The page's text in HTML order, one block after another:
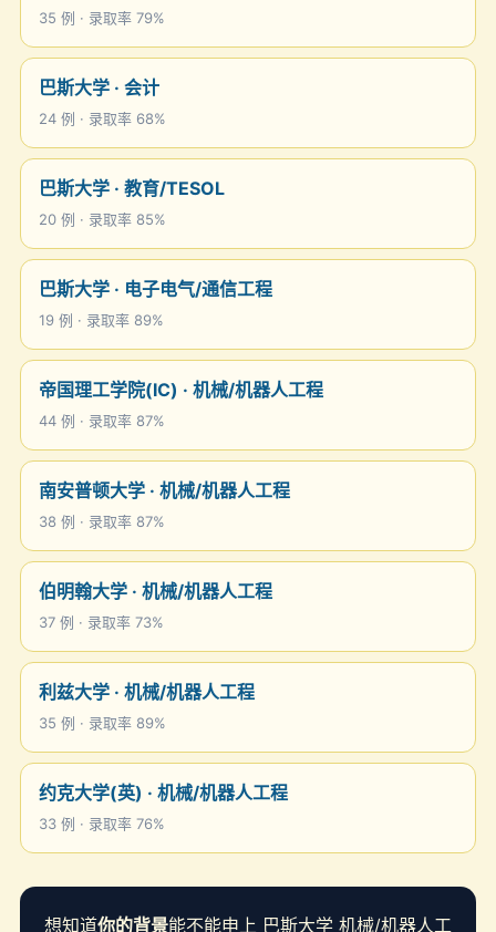
35 例 · 录取率 79%
巴斯大学 · 会计
24 例 · 录取率 68%
巴斯大学 · 教育/TESOL
20 例 · 录取率 85%
巴斯大学 · 电子电气/通信工程
19 例 · 录取率 89%
帝国理工学院(IC) · 机械/机器人工程
44 例 · 录取率 87%
南安普顿大学 · 机械/机器人工程
38 例 · 录取率 87%
伯明翰大学 · 机械/机器人工程
37 例 · 录取率 73%
利兹大学 · 机械/机器人工程
35 例 · 录取率 89%
约克大学(英) · 机械/机器人工程
33 例 · 录取率 76%
想知道你的背景能不能申上 巴斯大学 机械/机器人工